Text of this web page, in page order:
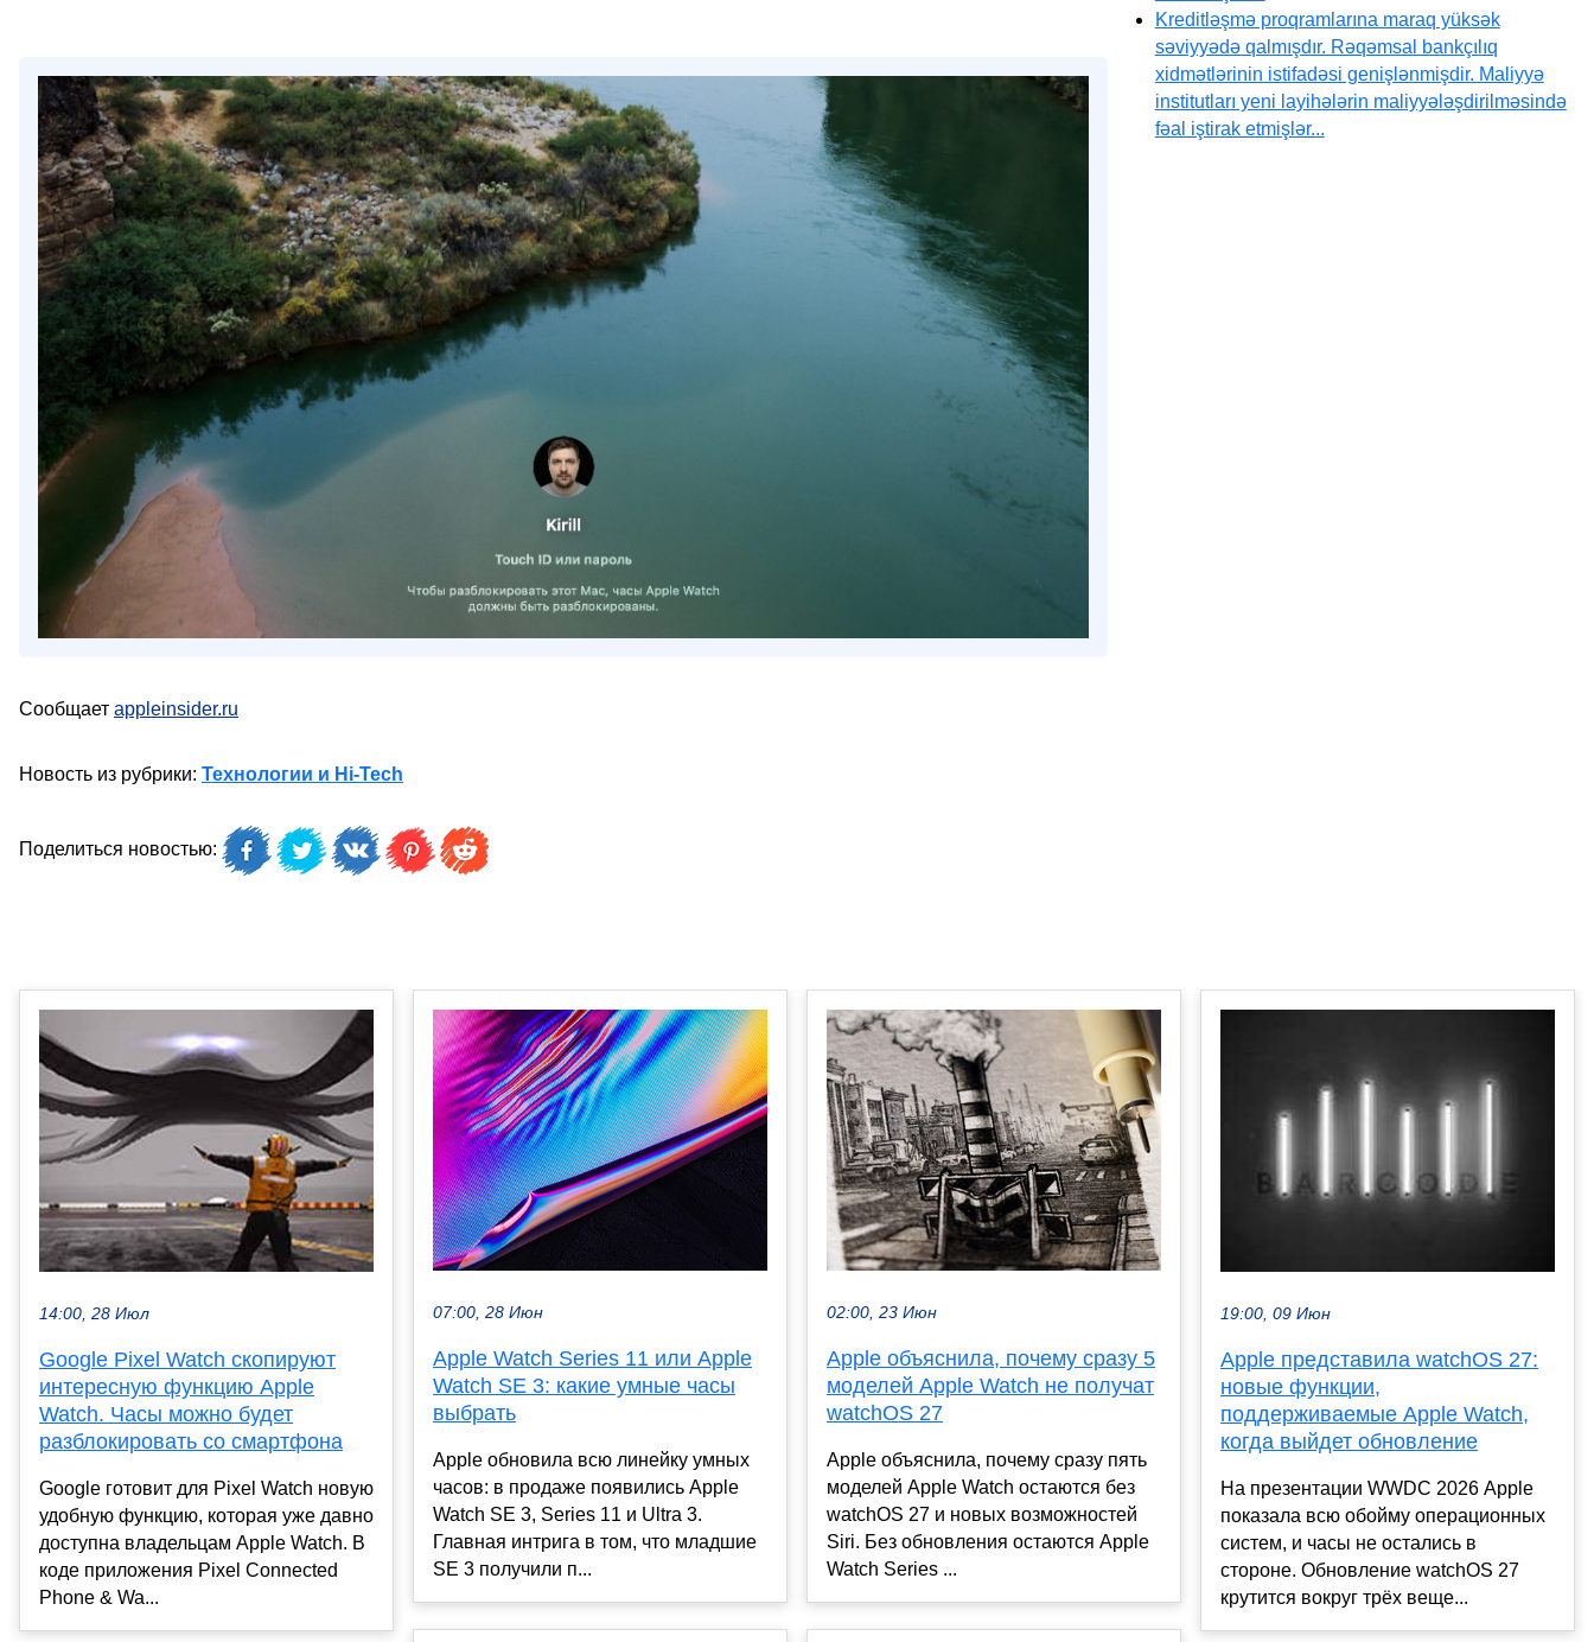
Сообщает appleinsider.ru
Новость из рубрики: Технологии и Hi-Tech
Поделиться новостью:
Kreditləşmə proqramlarına maraq yüksək
səviyyədə qalmışdır. Rəqəmsal bankçılıq
xidmətlərinin istifadəsi genişlənmişdir. Maliyyə
institutları yeni layihələrin maliyyələşdirilməsində
fəal iştirak etmişlər...
14:00, 28 Июл
Google Pixel Watch скопируют
интересную функцию Apple
Watch. Часы можно будет
разблокировать со смартфона
Google готовит для Pixel Watch новую
удобную функцию, которая уже давно
доступна владельцам Apple Watch. В
коде приложения Pixel Connected
Phone & Wa...
07:00, 28 Июн
Apple Watch Series 11 или Apple
Watch SE 3: какие умные часы
выбрать
Apple обновила всю линейку умных
часов: в продаже появились Apple
Watch SE 3, Series 11 и Ultra 3.
Главная интрига в том, что младшие
SE 3 получили п...
02:00, 23 Июн
Apple объяснила, почему сразу 5
моделей Apple Watch не получат
watchOS 27
Apple объяснила, почему сразу пять
моделей Apple Watch остаются без
watchOS 27 и новых возможностей
Siri. Без обновления остаются Apple
Watch Series ...
19:00, 09 Июн
Apple представила watchOS 27:
новые функции,
поддерживаемые Apple Watch,
когда выйдет обновление
На презентации WWDC 2026 Apple
показала всю обойму операционных
систем, и часы не остались в
стороне. Обновление watchOS 27
крутится вокруг трёх веще...